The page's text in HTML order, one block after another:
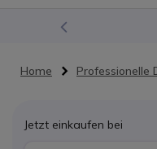
Home Professionelle
Jetzt einkaufen bei